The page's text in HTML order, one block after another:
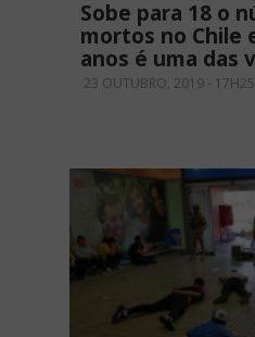
Sobe para 18 o
mortos no Chile
anos é uma das
23 OUTUBRO, 2019 - 17H25